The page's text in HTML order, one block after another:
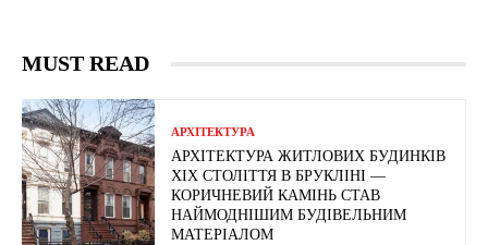
MUST READ
АРХІТЕКТУРА
АРХІТЕКТУРА ЖИТЛОВИХ БУДИНКІВ
ХІХ СТОЛІТТЯ В БРУКЛІНІ —
КОРИЧНЕВИЙ КАМІНЬ СТАВ
НАЙМОДНІШИМ БУДІВЕЛЬНИМ
МАТЕРІАЛОМ